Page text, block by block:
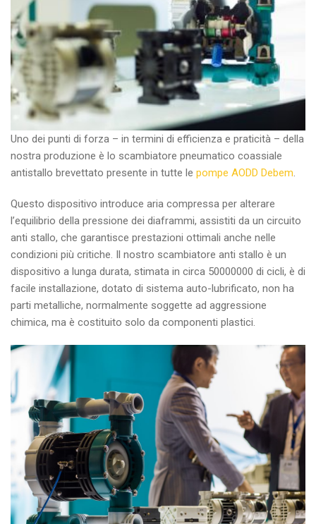
Uno dei punti di forza – in termini di efficienza e praticità – della
nostra produzione è lo scambiatore pneumatico coassiale
antistallo brevettato presente in tutte le pompe AODD Debem.
Questo dispositivo introduce aria compressa per alterare
l’equilibrio della pressione dei diaframmi, assistiti da un circuito
anti stallo, che garantisce prestazioni ottimali anche nelle
condizioni più critiche. Il nostro scambiatore anti stallo è un
dispositivo a lunga durata, stimata in circa 50000000 di cicli, è di
facile installazione, dotato di sistema auto-lubrificato, non ha
parti metalliche, normalmente soggette ad aggressione
chimica, ma è costituito solo da componenti plastici.